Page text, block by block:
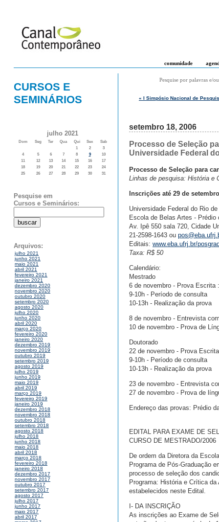
comunidade
CURSOS E
SEMINÁRIOS
julho 2021
Dom Seg Ter Qua Qui Sex
Sab
1
2
3
4
5 6 7 8 9
10
11
12 13 14 15 16
17
18
19 20 21 22 23
24
25
26 27 28 29 30 31
Pesquise em
Cursos e Seminários:
Arquivos:
julho 2021
junho 2021
maio 2021
abril 2021
fevereiro 2021
janeiro 2021
dezembro 2020
novembro 2020
outubro 2020
setembro 2020
agosto 2020
julho 2020
junho 2020
abril 2020
março 2020
fevereiro 2020
janeiro 2020
dezembro 2019
novembro 2019
outubro 2019
setembro 2019
agosto 2019
julho 2019
junho 2019
maio 2019
abril 2019
março 2019
fevereiro 2019
janeiro 2019
dezembro 2018
novembro 2018
outubro 2018
setembro 2018
agosto 2018
julho 2018
junho 2018
maio 2018
abril 2018
março 2018
fevereiro 2018
janeiro 2018
dezembro 2017
novembro 2017
outubro 2017
setembro 2017
agosto 2017
julho 2017
junho 2017
maio 2017
abril 2017
Pesquise por palavras e/
« I Simpósio Nacional de
setembro 18, 2006
Processo de Seleção
Universidade Federal
Processo de Seleção para
Linhas de pesquisa: História e
Inscrições até 29 de
Universidade Federal do Rio
Escola de Belas Artes - Prédio
Av. Ipê 550 sala 720, Cidade
21-2598-1643 ou
Editais: www.eba.ufrj.br/
Taxa: R$ 50
Calendário:
Mestrado
6 de novembro - Prova Escrita
9-10h - Período de consulta
10-13h - Realização da prova
8 de novembro - Entrevista
10 de novembro - Prova de
Doutorado
22 de novembro - Prova
9-10h - Período de consulta
10-13h - Realização da prova
23 de novembro - Entrevista
27 de novembro - Prova de
Endereço das provas: Prédio
EDITAL PARA EXAME DE
CURSO DE MESTRADO/2006
De ordem da Diretora da
Programa de Pós-Graduação
processo de seleção dos
Programa: História e Crítica
estabelecidos neste Edital.
I- DA INSCRIÇÃO
As inscrições ao Exame de